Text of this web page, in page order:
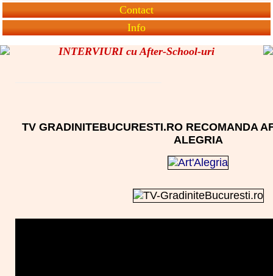
Contact
Info
INTERVIURI cu After-School-uri
TV GRADINITEBUCURESTI.RO RECOMANDA
ALEGRIA